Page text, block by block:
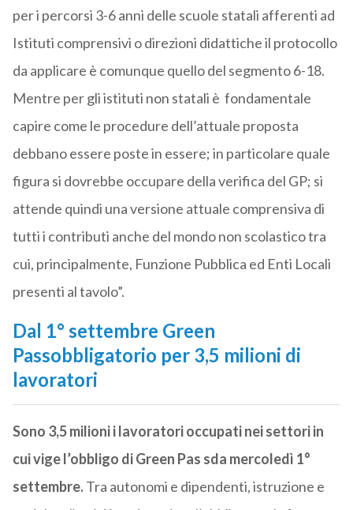
per i percorsi 3-6 anni delle scuole statali afferenti ad
Istituti comprensivi o direzioni didattiche il protocollo
da applicare è comunque quello del segmento 6-18.
Mentre per gli istituti non statali è fondamentale
capire come le procedure dell’attuale proposta
debbano essere poste in essere; in particolare quale
figura si dovrebbe occupare della verifica del GP; si
attende quindi una versione attuale comprensiva di
tutti i contributi anche del mondo non scolastico tra
cui, principalmente, Funzione Pubblica ed Enti Locali
presenti al tavolo”.
Dal 1° settembre Green
Passobbligatorio per 3,5 milioni di
lavoratori
Sono 3,5 milioni i lavoratori occupati nei settori in
cui vige l’obbligo di Green Pas sda mercoledì 1°
settembre.Tra autonomi e dipendenti, istruzione e